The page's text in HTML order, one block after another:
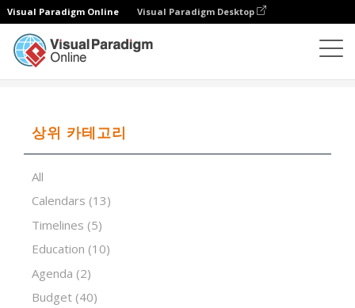
Visual Paradigm Online Visual Paradigm Desktop
상위 카테고리
All
Calendars (13)
Timelines (5)
Education (10)
Agenda (2)
Budget (40)